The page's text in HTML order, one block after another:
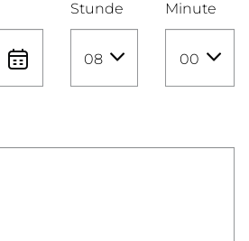
Stunde
08
Minute
00